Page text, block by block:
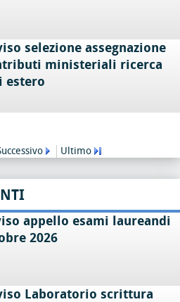
selezione assegnazione
ministeriali ricerca
estero
Ultimo
appello esami laureandi
2026
Laboratorio scrittura